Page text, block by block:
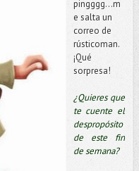
pingggg...m
e salta un
correo de
rústicoman.
¡Qué
sorpresa!
¿Quieres que
te cuente el
despropósito
de este fin
de semana?